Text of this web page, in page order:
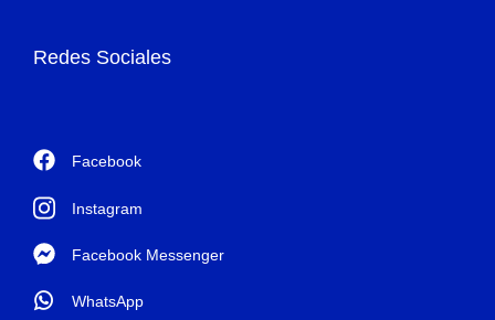
Redes Sociales
Facebook
Instagram
Facebook Messenger
WhatsApp